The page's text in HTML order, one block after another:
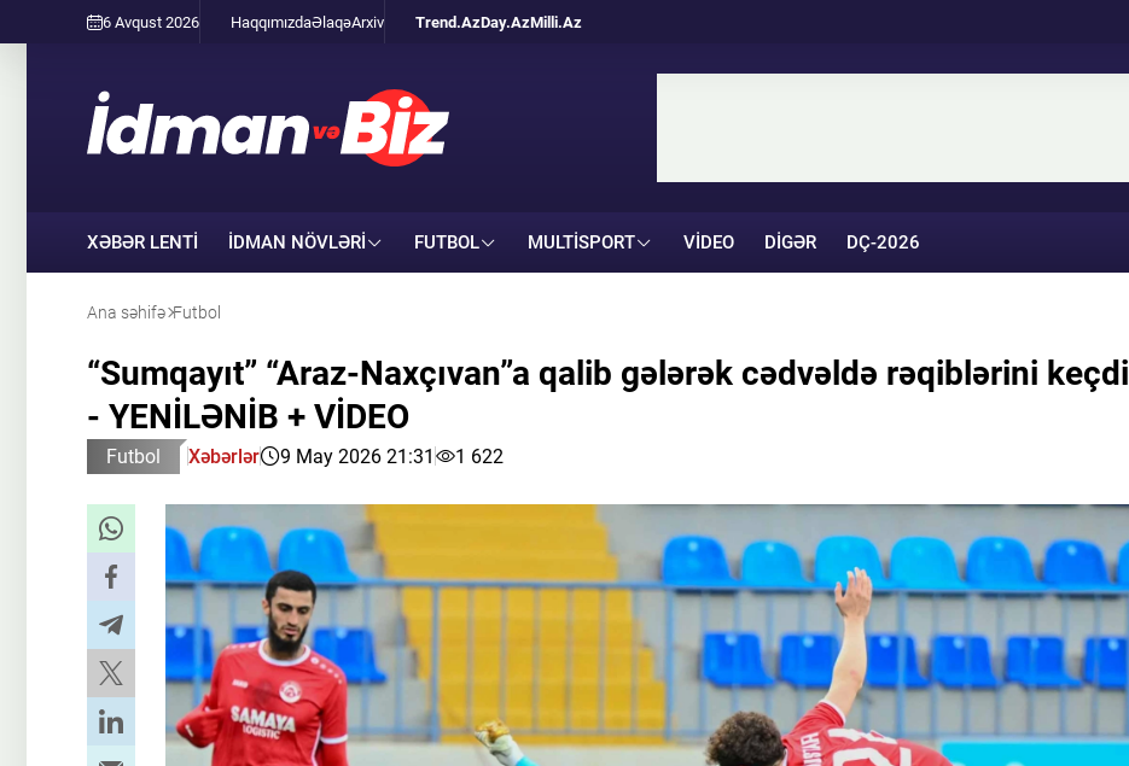
6 Avqust 2026 HaqqımızdaƏlaqəArxiv Trend.AzDay.AzMilli.Az
XƏBƏR LENTİ İDMAN NÖVLƏRI FUTBOL MULTISPORT VIDEO DIGƏR DÇ-2026
Ana səhifə Futbol
“Sumqayıt” “Araz-Naxçıvan”a qalib gələrək cədvəldə rəqiblərini keçdi
- YENİLƏNİB + VİDEO
Futbol Xəbərlər 9 May 2026 21:31 1 622